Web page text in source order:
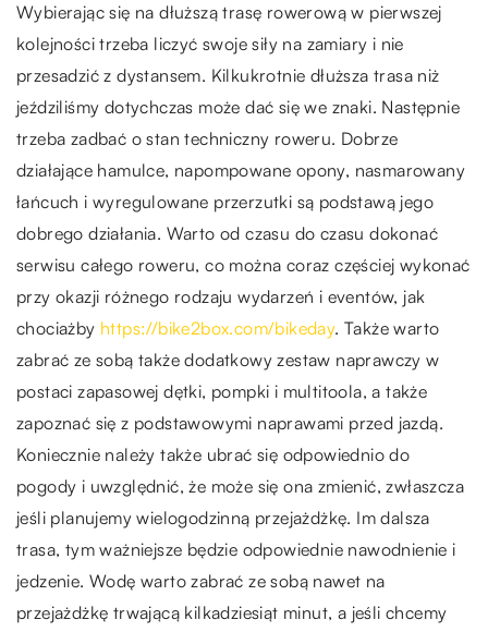
Wybierając się na dłuższą trasę rowerową w pierwszej
kolejności trzeba liczyć swoje siły na zamiary i nie
przesadzić z dystansem. Kilkukrotnie dłuższa trasa niż
jeździliśmy dotychczas może dać się we znaki. Następnie
trzeba zadbać o stan techniczny roweru. Dobrze
działające hamulce, napompowane opony, nasmarowany
łańcuch i wyregulowane przerzutki są podstawą jego
dobrego działania. Warto od czasu do czasu dokonać
serwisu całego roweru, co można coraz częściej wykonać
przy okazji różnego rodzaju wydarzeń i eventów, jak
chociażby https://bike2box.com/bikeday. Także warto
zabrać ze sobą także dodatkowy zestaw naprawczy w
postaci zapasowej dętki, pompki i multitoola, a także
zapoznać się z podstawowymi naprawami przed jazdą.
Koniecznie należy także ubrać się odpowiednio do
pogody i uwzględnić, że może się ona zmienić, zwłaszcza
jeśli planujemy wielogodzinną przejażdżkę. Im dalsza
trasa, tym ważniejsze będzie odpowiednie nawodnienie i
jedzenie. Wodę warto zabrać ze sobą nawet na
przejażdżkę trwającą kilkadziesiąt minut, a jeśli chcemy